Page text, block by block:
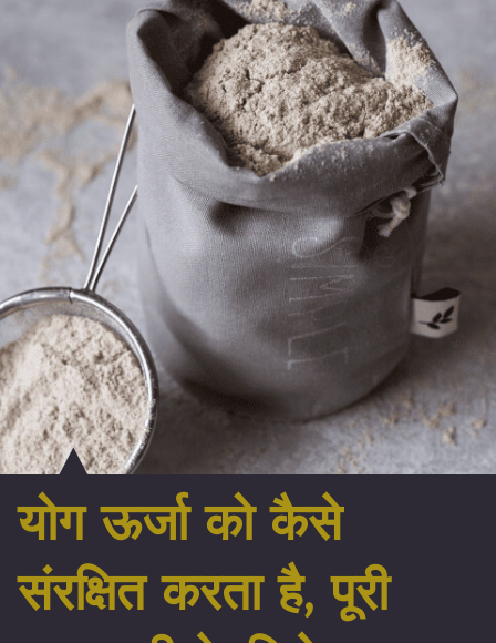
योग ऊर्जा को कैसे
संरक्षित करता है, पूरी